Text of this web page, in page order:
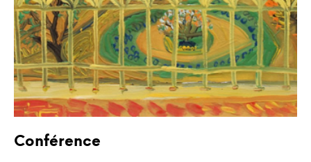
Conférence